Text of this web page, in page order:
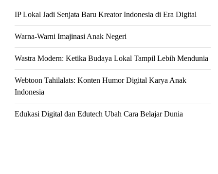
IP Lokal Jadi Senjata Baru Kreator Indonesia di Era Digital
Warna-Warni Imajinasi Anak Negeri
Wastra Modern: Ketika Budaya Lokal Tampil Lebih Mendunia
Webtoon Tahilalats: Konten Humor Digital Karya Anak
Indonesia
Edukasi Digital dan Edutech Ubah Cara Belajar Dunia